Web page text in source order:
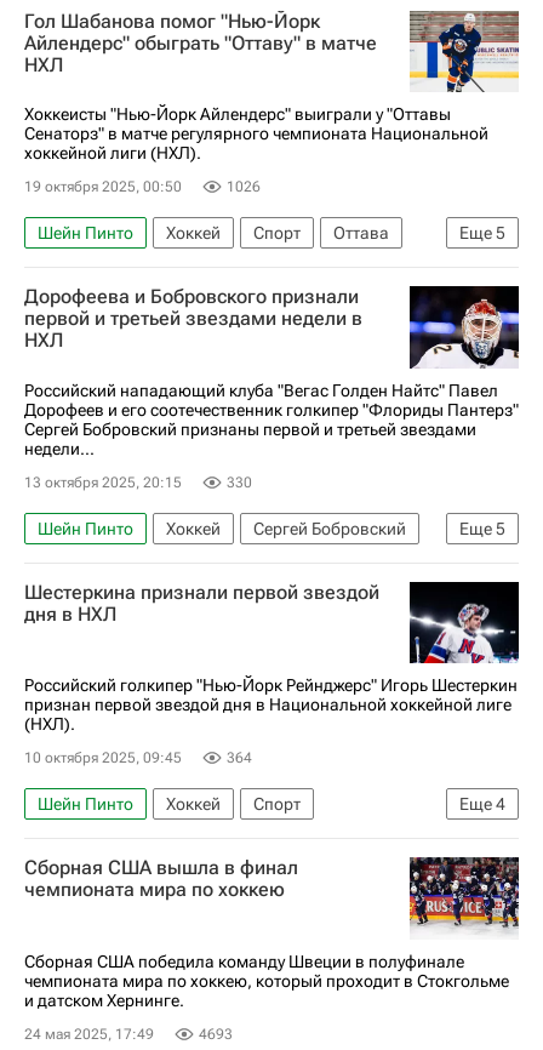
Игорь Шестеркин
Нью-Йорк Рейнджерс
Оттава Сенаторз
Национальная хоккейная лига (НХЛ)
Гол Шабанова помог "Нью-Йорк
Айлендерс" обыграть "Оттаву" в матче
НХЛ
Хоккеисты "Нью-Йорк Айлендерс" выиграли у "Оттавы
Сенаторз" в матче регулярного чемпионата Национальной
хоккейной лиги (НХЛ).
19 октября 2025, 00:50 1026
Еще5
Шейн Пинто Хоккей Спорт
Оттава
Максим Шабанов
Бо Хорват
Оттава Сенаторз
Нью-Йорк Айлендерс
Национальная хоккейная лига (НХЛ)
Дорофеева и Бобровского признали
первой и третьей звездами недели в
НХЛ
Российский нападающий клуба "Вегас Голден Найтс" Павел
Дорофеев и его соотечественник голкипер "Флориды Пантерз"
Сергей Бобровский признаны первой и третьей звездами
недели...
13 октября 2025, 20:15 330
Еще5
Шейн Пинто Хоккей
Сергей Бобровский
Павел Дорофеев (хоккей)
Вегас Голден Найтс
Флорида Пантерз
Национальная хоккейная лига (НХЛ)
Шестеркина признали первой звездой
дня в НХЛ
Российский голкипер "Нью-Йорк Рейнджерс" Игорь Шестеркин
признан первой звездой дня в Национальной хоккейной лиге
(НХЛ).
10 октября 2025, 09:45 364
Еще4
Шейн Пинто Хоккей
Спорт
Игорь Шестеркин
Нью-Йорк Рейнджерс
Баффало Сейбрз
Сборная США вышла в финал
чемпионата мира по хоккею
Сборная США победила команду Швеции в полуфинале
чемпионата мира по хоккею, который проходит в Стокгольме
и датском Хернинге.
24 мая 2025, 17:49 4693